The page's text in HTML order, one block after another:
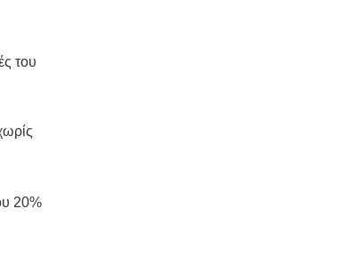
του
20%